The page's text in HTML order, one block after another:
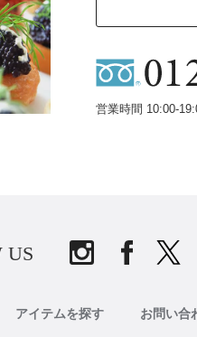
営業時間 10:00-
US
アイテムを探す お問い合